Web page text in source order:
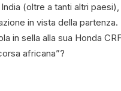
(oltre a tanti altri
in vista della
in sella alla sua Honda
africana”?